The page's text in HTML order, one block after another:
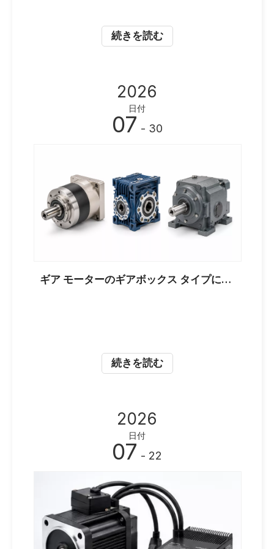
続きを読む
2026
日付
07 - 30
ギア モーターのギアボックス タイプに関するガイド: 遊星、ウォーム、スパー、および OEM バイヤーが適切なソリューションを選択する方法
続きを読む
2026
日付
07 - 22